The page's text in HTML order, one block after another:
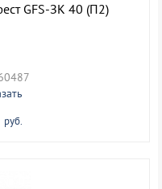
GFS-ЗК 40 (П2)
руб.